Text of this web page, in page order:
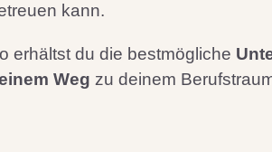
kann.
erhältst du die bestmögliche
Weg zu deinem